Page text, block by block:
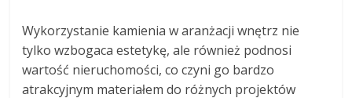
Wykorzystanie kamienia w aranżacji wnętrz nie
tylko wzbogaca estetykę, ale również podnosi
wartość nieruchomości, co czyni go bardzo
atrakcyjnym materiałem do różnych projektów